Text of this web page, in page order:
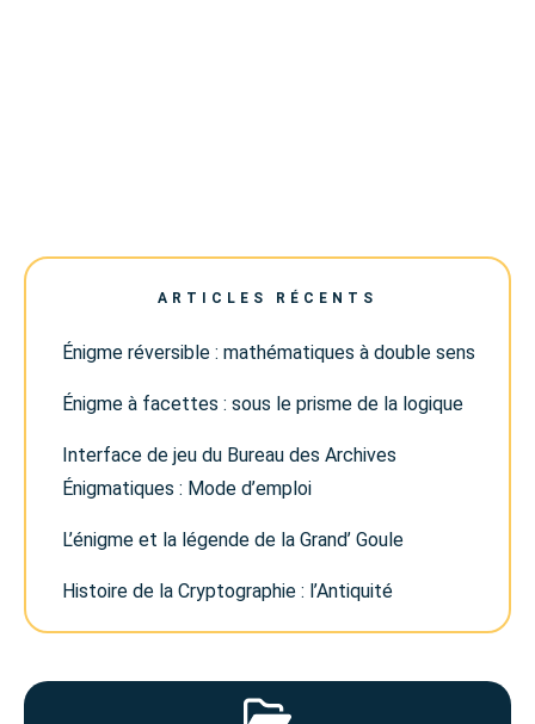
ARTICLES RÉCENTS
Énigme réversible : mathématiques à double sens
Énigme à facettes : sous le prisme de la logique
Interface de jeu du Bureau des Archives
Énigmatiques : Mode d’emploi
L’énigme et la légende de la Grand’ Goule
Histoire de la Cryptographie : l’Antiquité